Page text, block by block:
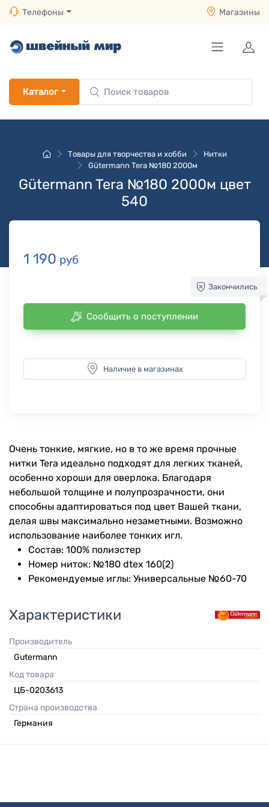
Телефоны Магазины
Каталог
Товары для творчества и хобби
Нитки
Gütermann Tera №180 2000м
Gütermann Tera №180 2000м цвет
540
1 190 руб
Закончились
Сообщить о поступлении
Наличие в магазинах
Очень тонкие, мягкие, но в то же время прочные
нитки Tera идеально подходят для легких тканей,
особенно хороши для оверлока. Благодаря
небольшой толщине и полупрозрачности, они
способны адаптироваться под цвет Вашей ткани,
делая швы максимально незаметными. Возможно
использование наиболее тонких игл.
Состав: 100% полиэстер
Номер ниток: №180 dtex 160(2)
Рекомендуемые иглы: Универсальные №60-70
Характеристики
Производитель
Gutermann
Код товара
ЦБ-0203613
Страна производства
Германия